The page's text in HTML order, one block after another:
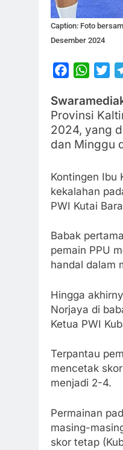
Caption: Foto
Desember 2024
Facebook
Provinsi
2024, yang
dan Minggu
Kontingen Ibu
kekalahan
PWI Kutai
Babak
pemain PPU
handal dalam
Hingga
Norjaya di
Ketua PWI
Terpantau
mencetak
menjadi 2-4.
Permainan
masing-
skor tetap